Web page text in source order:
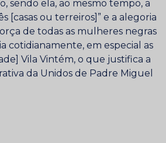
sendo ela, ao mesmo tempo, a
[casas ou terreiros]” e a alegoria
de todas as mulheres negras
cotidianamente, em especial as
Vila Vintém, o que justifica a
da Unidos de Padre Miguel